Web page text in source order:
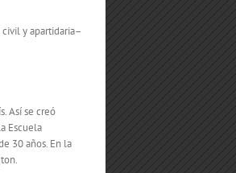
y apartidaria–
Así se creó
Escuela
30 años. En la